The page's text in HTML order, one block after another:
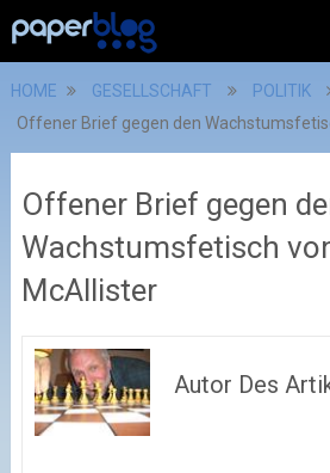
HOME GESELLSCHAFT
POLITIK
Offener Brief gegen den
Offener Brief gegen
Wachstumsfetisch
McAllister
Autor Des